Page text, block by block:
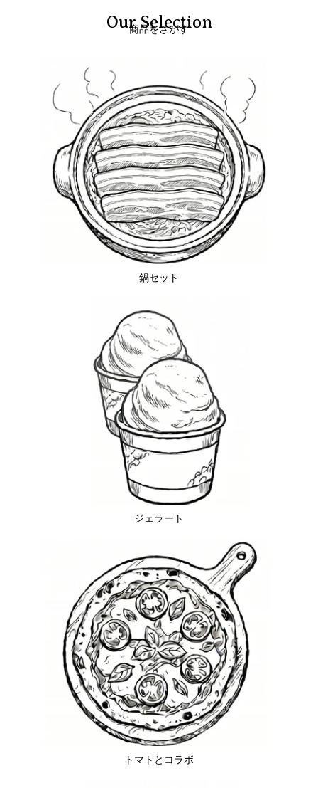
Our Selection
商品をさがす
鍋セット
ジェラート
トマトとコラボ